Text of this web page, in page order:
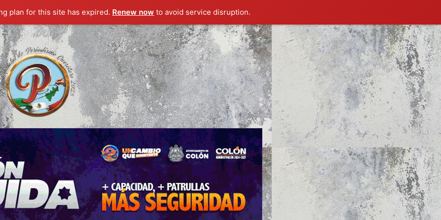
plan for this site has expired. Renew now to avoid service disruption.